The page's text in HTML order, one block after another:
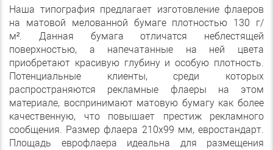
Наша типография предлагает изготовление флаеров
на матовой мелованной бумаге плотностью 130 г/
м². Данная бумага отличатся неблестящей
поверхностью, а напечатанные на ней цвета
приобретают красивую глубину и особую плотность.
Потенциальные клиенты, среди которых
распространяются рекламные флаеры на этом
материале, воспринимают матовую бумагу как более
качественную, что повышает престиж рекламного
сообщения. Размер флаера 210х99 мм, евростандарт.
Площадь еврофлаера идеальна для размещения